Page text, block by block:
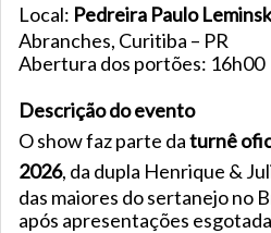
Local: Pedreira Paulo
Abranches, Curitiba – PR
Abertura dos portões: 16h00
Descrição do evento
O show faz parte daturnê
2026, da dupla Henrique &
das maiores do sertanejo no
após apresentações